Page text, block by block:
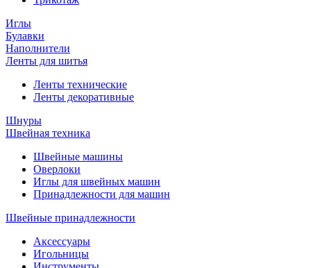
Иглы
Булавки
Наполнители
Ленты для шитья
Ленты технические
Ленты декоративные
Шнуры
Швейная техника
Швейные машины
Оверлоки
Иглы для швейных машин
Принадлежности для машин
Швейные принадлежности
Аксессуары
Игольницы